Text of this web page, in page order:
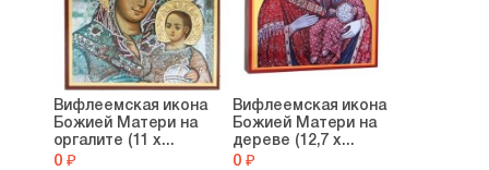
Вифлеемская икона
Божией Матери на
оргалите (11 х...
0 ₽
Вифлеемская икона
Божией Матери на
дереве (12,7 х...
0 ₽